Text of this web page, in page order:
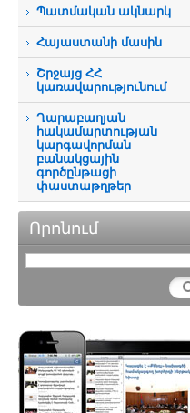
Պատմական ակնարկ
Հայաստանի մասին
Շրջայց ՀՀ
կառավարությունում
Ղարաբաղյան
հակամարտության
կարգավորման
բանակցային
գործընթացի
փաստաթղթեր
Որոնում